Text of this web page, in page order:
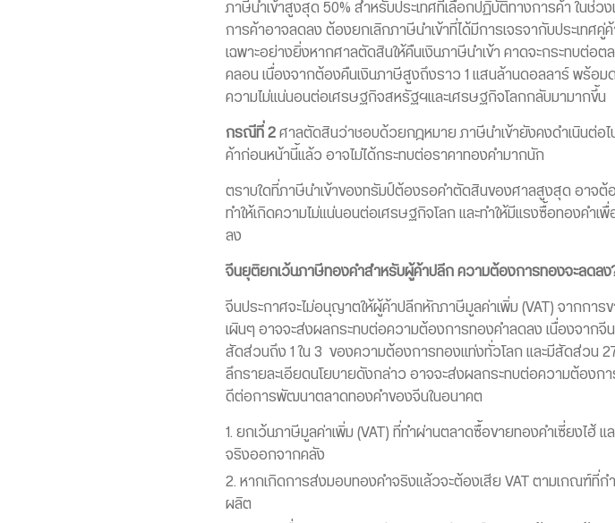
ภาษีนำเข้าสูงสุด 50% สำหรับประเทศที่เลือกปฏิบัติทางการค้า ในช่
การค้าอาจลดลง ต้องยกเลิกภาษีนำเข้าที่ได้มีการเจรจากับประเทศ
เฉพาะอย่างยิ่งหากศาลตัดสินให้คืนเงินภาษีนำเข้า คาดจะกระทบต่
คลอน เนื่องจากต้องคืนเงินภาษีสูงถึงราว 1 แสนล้านดอลลาร์ พร้อม
ความไม่แน่นอนต่อเศรษฐกิจสหรัฐฯและเศรษฐกิจโลกกลับมามากขึ้น
กรณีที่ 2 ศาลตัดสินว่าชอบด้วยกฎหมาย ภาษีนำเข้ายังคงดำเนินต่อ
ค้าก่อนหน้านี้แล้ว อาจไม่ได้กระทบต่อราคาทองคำมากนัก
ตราบใดที่ภาษีนำเข้าของทรัมป์ต้องรอคำตัดสินของศาลสูงสุด อาจต้
ทำให้เกิดความไม่แน่นอนต่อเศรษฐกิจโลก และทำให้มีแรงซื้อทองคำ
ลง
จีนยุติยกเว้นภาษีทองคำสำหรับผู้ค้าปลีก ความต้องการทองจะลดลง
จีนประกาศจะไม่อนุญาตให้ผู้ค้าปลีกหักภาษีมูลค่าเพิ่ม (VAT) จากการ
เผินๆ อาจจะส่งผลกระทบต่อความต้องการทองคำลดลง เนื่องจากจี
สัดส่วนถึง 1 ใน 3 ของความต้องการทองแท่งทั่วโลก และมีสัดส่วน
ลึกรายละเอียดนโยบายดังกล่าว อาจจะส่งผลกระทบต่อความต้อง
ดีต่อการพัฒนาตลาดทองคำของจีนในอนาคต
ยกเว้นภาษีมูลค่าเพิ่ม (VAT) ที่ทำผ่านตลาดซื้อขายทองคำเซี่ยงไฮ้
จริงออกจากคลัง
หากเกิดการส่งมอบทองคำจริงแล้วจะต้องเสีย VAT ตามเกณฑ์ที่
ผลิต